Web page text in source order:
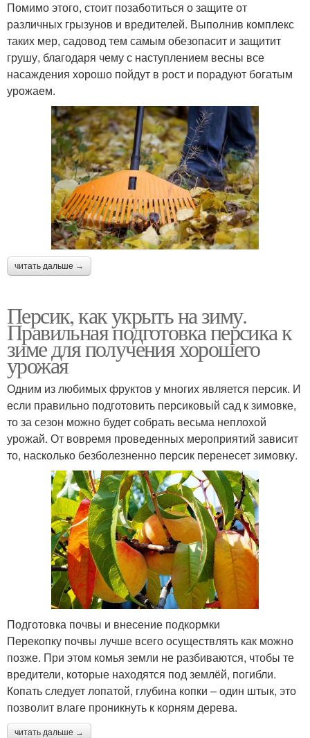
Помимо этого, стоит позаботиться о защите от
различных грызунов и вредителей. Выполнив комплекс
таких мер, садовод тем самым обезопасит и защитит
грушу, благодаря чему с наступлением весны все
насаждения хорошо пойдут в рост и порадуют богатым
урожаем.
читать дальше →
Персик, как укрыть на зиму.
Правильная подготовка персика к
зиме для получения хорошего
урожая
Одним из любимых фруктов у многих является персик. И
если правильно подготовить персиковый сад к зимовке,
то за сезон можно будет собрать весьма неплохой
урожай. От вовремя проведенных мероприятий зависит
то, насколько безболезненно персик перенесет зимовку.
Подготовка почвы и внесение подкормки
Перекопку почвы лучше всего осуществлять как можно
позже. При этом комья земли не разбиваются, чтобы те
вредители, которые находятся под землёй, погибли.
Копать следует лопатой, глубина копки – один штык, это
позволит влаге проникнуть к корням дерева.
читать дальше →